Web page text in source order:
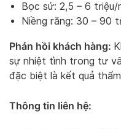
Bọc sứ: 2,5 – 6 triệu/
Niềng răng: 30 – 90
Phản hồi khách hàng:
sự nhiệt tình trong tư
đặc biệt là kết quả
Thông tin liên hệ: